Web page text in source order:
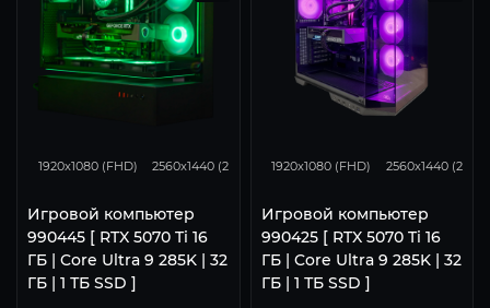
1920x1080 (FHD) 2560x1440 (2K) 3840x2160 (4K)
Игровой компьютер
990445 [ RTX 5070 Ti 16
ГБ | Core Ultra 9 285K | 32
ГБ | 1 ТБ SSD ]
1920x1080 (FHD) 2560x1440 (2K)
Игровой компьютер
990425 [ RTX 5070 Ti 16
ГБ | Core Ultra 9 285K | 32
ГБ | 1 ТБ SSD ]